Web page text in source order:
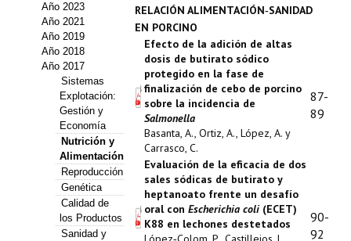
Cincuentenario AIDA
Organigrama
Estatutos
Hacerse socio
Noticias
Galería de Fotos
Web AIDA 2.0
Año 2023
Año 2021
Año 2019
Año 2018
Año 2017
Sistemas
Explotación:
Gestión y
Economía
Nutrición y
Alimentación
Reproducción
Genética
Calidad de
los Productos
Sanidad y
RELACIÓN ALIMENTACIÓN‑SANIDAD
EN PORCINO
Efecto de la adición de altas
dosis de butirato sódico
protegido en la fase de
finalización de cebo de porcino
sobre la incidencia de
Salmonella
Basanta, A., Ortiz, A., López, A. y
Carrasco, C.
87-
89
Evaluación de la eficacia de dos
sales sódicas de butirato y
heptanoato frente un desafío
oral con Escherichia coli(ECET)
K88 en lechones destetados
90-
92